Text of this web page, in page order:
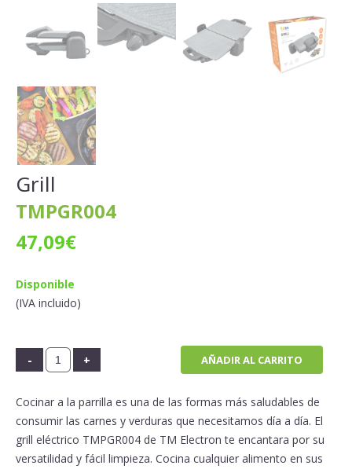
Grill
TMPGR004
47,09€
Disponible
(IVA incluido)
AÑADIR AL CARRITO
Cocinar a la parrilla es una de las formas más saludables de
consumir las carnes y verduras que necesitamos día a día. El
grill eléctrico TMPGR004 de TM Electron te encantara por su
versatilidad y fácil limpieza. Cocina cualquier alimento en sus